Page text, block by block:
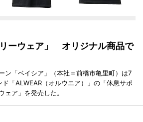
ーウェア」 オリジナル商品で
ン「ベイシア」（本社＝前橋市亀里町）は7
「ALWEAR（オルウエア）」の「休息サポ
ェア」を発売した。